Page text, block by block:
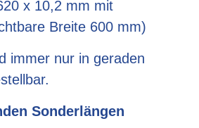
x 10,2 mm mit
Breite 600 mm)
immer nur in geraden
Sonderlängen